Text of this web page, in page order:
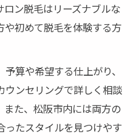
ン脱毛はリーズナブルな
初めて脱毛を体験する方
算や希望する仕上がり、
ウンセリングで詳しく相談
た、松阪市内には両方の
ったスタイルを見つけやす